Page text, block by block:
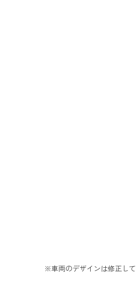
※車両のデザインは修正し